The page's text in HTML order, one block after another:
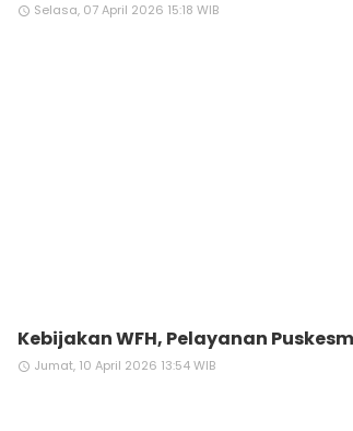
access_time Selasa, 07 April 2026 15:18 WIB
Kebijakan WFH, Pelayanan
access_time Jumat, 10 April 2026 13:54 WIB